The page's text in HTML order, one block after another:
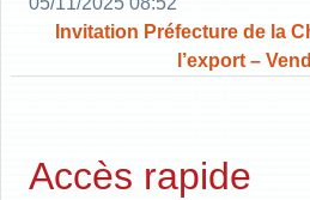
Invitation Préfecture de la
l’export –
Accès rapide